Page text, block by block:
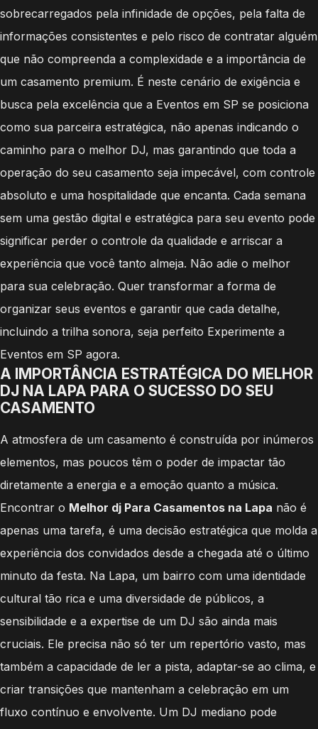
sobrecarregados pela infinidade de opções, pela falta de
informações consistentes e pelo risco de contratar alguém
que não compreenda a complexidade e a importância de
um casamento premium. É neste cenário de exigência e
busca pela excelência que a Eventos em SP se posiciona
como sua parceira estratégica, não apenas indicando o
caminho para o melhor DJ, mas garantindo que toda a
operação do seu casamento seja impecável, com controle
absoluto e uma hospitalidade que encanta. Cada semana
sem uma gestão digital e estratégica para seu evento pode
significar perder o controle da qualidade e arriscar a
experiência que você tanto almeja. Não adie o melhor
para sua celebração. Quer transformar a forma de
organizar seus eventos e garantir que cada detalhe,
incluindo a trilha sonora, seja perfeito Experimente a
Eventos em SP agora.
A IMPORTÂNCIA ESTRATÉGICA DO MELHOR
DJ NA LAPA PARA O SUCESSO DO SEU
CASAMENTO
A atmosfera de um casamento é construída por inúmeros
elementos, mas poucos têm o poder de impactar tão
diretamente a energia e a emoção quanto a música.
Encontrar o Melhor dj Para Casamentos na Lapa não é
apenas uma tarefa, é uma decisão estratégica que molda a
experiência dos convidados desde a chegada até o último
minuto da festa. Na Lapa, um bairro com uma identidade
cultural tão rica e uma diversidade de públicos, a
sensibilidade e a expertise de um DJ são ainda mais
cruciais. Ele precisa não só ter um repertório vasto, mas
também a capacidade de ler a pista, adaptar-se ao clima, e
criar transições que mantenham a celebração em um
fluxo contínuo e envolvente. Um DJ mediano pode